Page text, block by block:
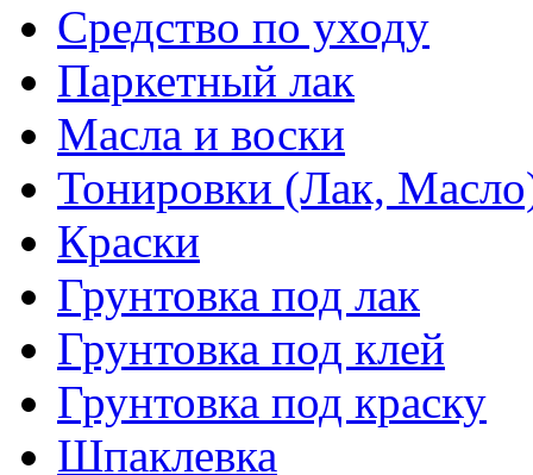
Средство по уходу
Паркетный лак
Масла и воски
Тонировки (Лак,
Краски
Грунтовка под лак
Грунтовка под клей
Грунтовка под краску
Шпаклевка